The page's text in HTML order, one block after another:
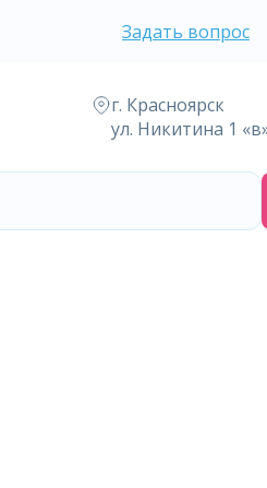
Задать вопрос
г. Красноярск
ул. Никитина 1